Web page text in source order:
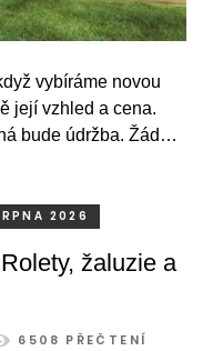
vybíráme novou
její vzhled a cena.
bude údržba. Žádný
se na něm dříve či
2026
žaluzie a
6508 PŘEČTENÍ